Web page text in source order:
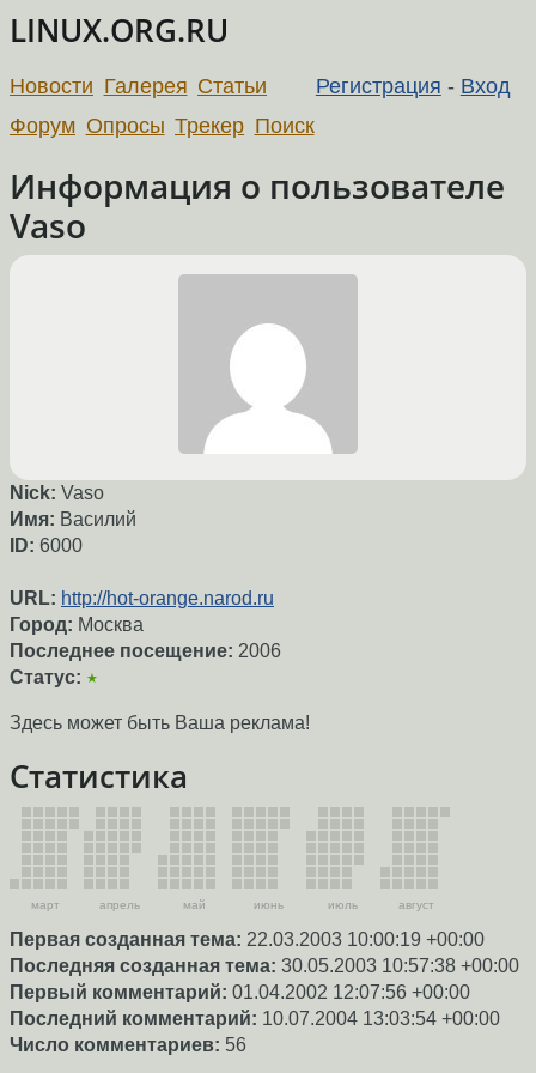
LINUX.ORG.RU
Регистрация - Вход
Новости Галерея Статьи
Форум Опросы Трекер Поиск
Информация о пользователе
Vaso
Nick: Vaso
Имя: Василий
ID: 6000
URL: http://hot-orange.narod.ru
Город: Москва
Последнее посещение: 2006
Статус: ★
Здесь может быть Ваша реклама!
Статистика
март апрель май июнь июль август
Первая созданная тема: 22.03.2003 10:00:19 +00:00
Последняя созданная тема: 30.05.2003 10:57:38 +00:00
Первый комментарий: 01.04.2002 12:07:56 +00:00
Последний комментарий: 10.07.2004 13:03:54 +00:00
Число комментариев: 56